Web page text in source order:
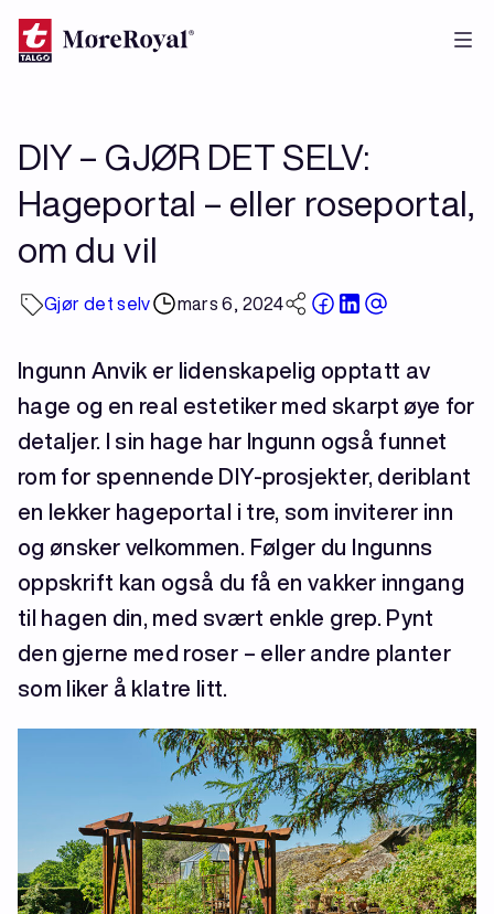
Hopp
DIY – GJØR DET SELV:
Hageportal – eller roseportal,
om du vil
Gjør det selv mars 6, 2024
Ingunn Anvik er lidenskapelig opptatt av
hage og en real estetiker med skarpt øye for
detaljer. I sin hage har Ingunn også funnet
rom for spennende DIY-prosjekter, deriblant
en lekker hageportal i tre, som inviterer inn
og ønsker velkommen. Følger du Ingunns
oppskrift kan også du få en vakker inngang
til hagen din, med svært enkle grep. Pynt
den gjerne med roser – eller andre planter
som liker å klatre litt.